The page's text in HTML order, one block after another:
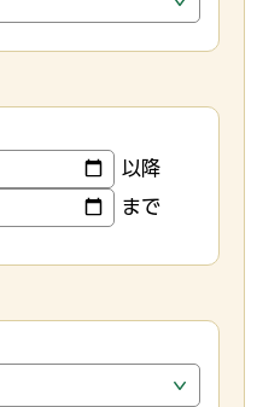
以降
まで